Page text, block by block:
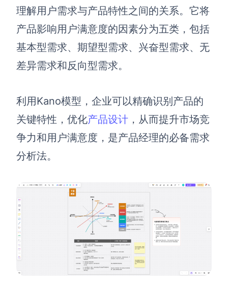
在线白板
涂鸦画板
敏捷实践 路线图
ER图
数据流图
情绪板
查看所有场景
理解用户需求与产品特性之间的关系。它将
产品影响用户满意度的因素分为五类，包括
基本型需求、期望型需求、兴奋型需求、无
差异需求和反向型需求。
利用Kano模型，企业可以精确识别产品的
关键特性，优化产品设计 ，从而提升市场竞
争力和用户满意度，是产品经理的必备需求
分析法。